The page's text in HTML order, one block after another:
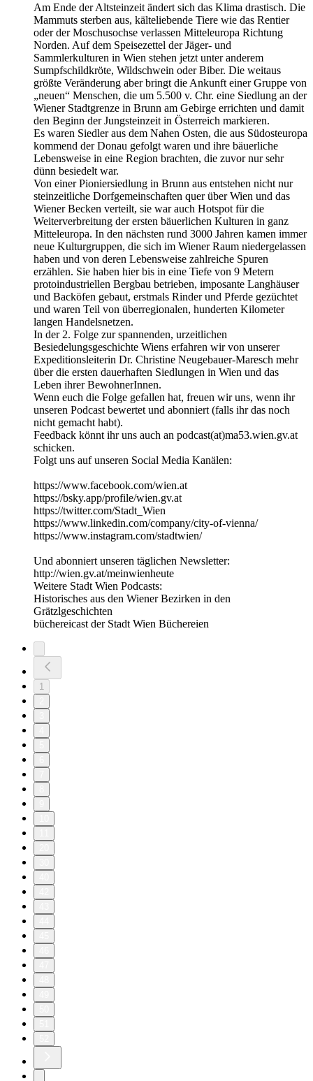
Am Ende der Altsteinzeit ändert sich das Klima drastisch. Die
Mammuts sterben aus, kälteliebende Tiere wie das Rentier
oder der Moschusochse verlassen Mitteleuropa Richtung
Norden. Auf dem Speisezettel der Jäger- und
Sammlerkulturen in Wien stehen jetzt unter anderem
Sumpfschildkröte, Wildschwein oder Biber. Die weitaus
größte Veränderung aber bringt die Ankunft einer Gruppe von
„neuen“ Menschen, die um 5.500 v. Chr. eine Siedlung an der
Wiener Stadtgrenze in Brunn am Gebirge errichten und damit
den Beginn der Jungsteinzeit in Österreich markieren.
Es waren Siedler aus dem Nahen Osten, die aus Südosteuropa
kommend der Donau gefolgt waren und ihre bäuerliche
Lebensweise in eine Region brachten, die zuvor nur sehr
dünn besiedelt war.
Von einer Pioniersiedlung in Brunn aus entstehen nicht nur
steinzeitliche Dorfgemeinschaften quer über Wien und das
Wiener Becken verteilt, sie war auch Hotspot für die
Weiterverbreitung der ersten bäuerlichen Kulturen in ganz
Mitteleuropa. In den nächsten rund 3000 Jahren kamen immer
neue Kulturgruppen, die sich im Wiener Raum niedergelassen
haben und von deren Lebensweise zahlreiche Spuren
erzählen. Sie haben hier bis in eine Tiefe von 9 Metern
protoindustriellen Bergbau betrieben, imposante Langhäuser
und Backöfen gebaut, erstmals Rinder und Pferde gezüchtet
und waren Teil von überregionalen, hunderten Kilometer
langen Handelsnetzen.
In der 2. Folge zur spannenden, urzeitlichen
Besiedelungsgeschichte Wiens erfahren wir von unserer
Expeditionsleiterin Dr. Christine Neugebauer-Maresch mehr
über die ersten dauerhaften Siedlungen in Wien und das
Leben ihrer BewohnerInnen.
Wenn euch die Folge gefallen hat, freuen wir uns, wenn ihr
unseren Podcast bewertet und abonniert (falls ihr das noch
nicht gemacht habt).
Feedback könnt ihr uns auch an podcast(at)ma53.wien.gv.at
schicken.
Folgt uns auf unseren Social Media Kanälen:
https://www.facebook.com/wien.at
https://bsky.app/profile/wien.gv.at
https://twitter.com/Stadt_Wien
https://www.linkedin.com/company/city-of-vienna/
https://www.instagram.com/stadtwien/
Und abonniert unseren täglichen Newsletter:
http://wien.gv.at/meinwienheute
Weitere Stadt Wien Podcasts:
Historisches aus den Wiener Bezirken in den
Grätzlgeschichten
büchereicast der Stadt Wien Büchereien
1